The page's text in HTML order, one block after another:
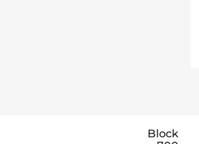
Block